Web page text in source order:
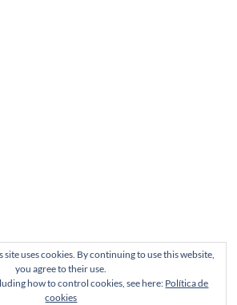
site uses cookies. By continuing to use this website,
you agree to their use.
how to control cookies, see here: Política de
cookies